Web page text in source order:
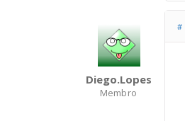
Diego.lopes
Membro
#